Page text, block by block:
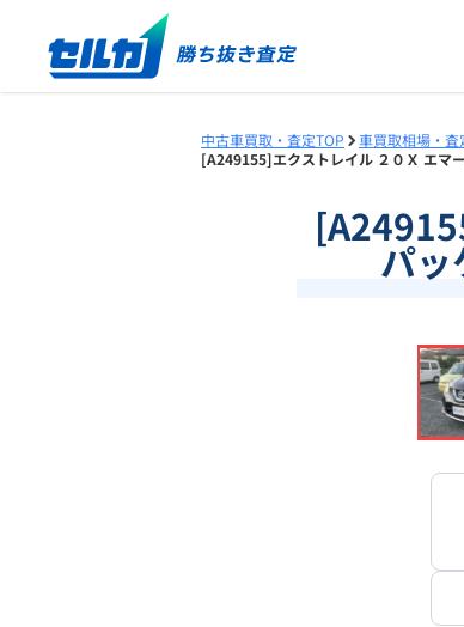
中古車買取・査定TOP 車買取相場・
[A249155]エクストレイル ２０Ｘ エマ
パ